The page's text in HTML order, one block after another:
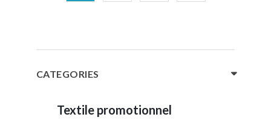
CATEGORIES
Textile promotionnel